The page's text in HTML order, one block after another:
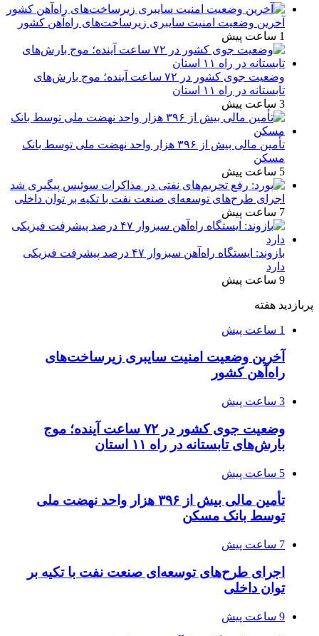
آخرین وضعیت امنیت سایبری زیرساخت‌های راه‌آهن کشور
1 ساعت پیش
وضعیت جوی کشور در ۷۲ ساعت آینده؛ موج بارش‌های
تابستانه در راه ۱۱ استان
3 ساعت پیش
تأمین مالی بیش از ۳۹۶ هزار واحد نهضت ملی توسط بانک
مسکن
5 ساعت پیش
اجرای طرح‌های توسعه‌ای صنعت نفت با تکیه بر توان داخلی
7 ساعت پیش
بازوند: ایستگاه راه‌آهن سبزوار ۴۷ درصد پیشرفت فیزیکی
دارد
9 ساعت پیش
پربازدید هفته
1 ساعت پیش
آخرین وضعیت امنیت سایبری زیرساخت‌های
راه‌آهن کشور
3 ساعت پیش
وضعیت جوی کشور در ۷۲ ساعت آینده؛ موج
بارش‌های تابستانه در راه ۱۱ استان
5 ساعت پیش
تأمین مالی بیش از ۳۹۶ هزار واحد نهضت ملی
توسط بانک مسکن
7 ساعت پیش
اجرای طرح‌های توسعه‌ای صنعت نفت با تکیه بر
توان داخلی
9 ساعت پیش